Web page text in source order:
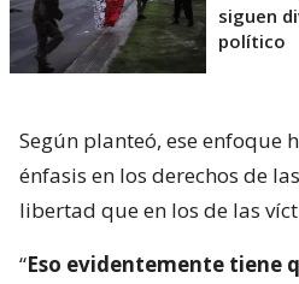
siguen
político
Según planteó, ese enfoque
énfasis en los derechos de
libertad que en los de las
“Eso evidentemente tiene